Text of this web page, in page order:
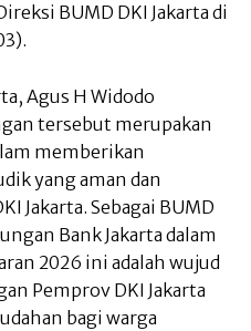
BUMD DKI Jakarta di
Agus H Widodo
tersebut merupakan
memberikan
yang aman dan
Jakarta. Sebagai BUMD
Bank Jakarta dalam
2026 ini adalah wujud
Pemprov DKI Jakarta
bagi warga